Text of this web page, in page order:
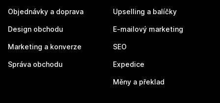
Objednávky a doprava
Design obchodu
Marketing a konverze
Správa obchodu
Upselling a balíčky
E-mailový marketing
SEO
Expedice
Měny a překlad